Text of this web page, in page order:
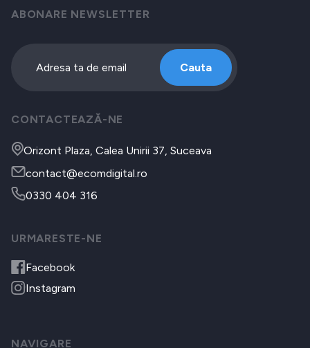
ABONARE NEWSLETTER
Cauta
CONTACTEAZĂ-NE
Orizont Plaza, Calea Unirii 37, Suceava
contact@ecomdigital.ro
0330 404 316
URMARESTE-NE
Facebook
Instagram
NAVIGARE